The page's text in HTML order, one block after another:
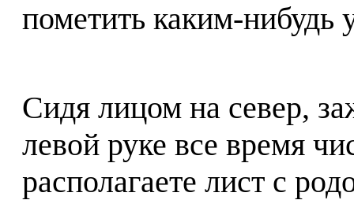
пометить каким-нибудь
Сидя лицом на север,
левой руке все время
располагаете лист с